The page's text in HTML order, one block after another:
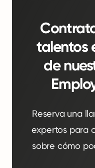
talentos
de
Reserva una
expertos para
sobre cómo